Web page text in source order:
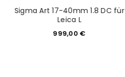
Sigma Art 17-40mm 1.8 DC für
Leica L
999,00€